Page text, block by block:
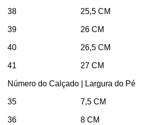
38 25,5 CM
39 26 CM
40 26,5 CM
41 27 CM
Número do Calçado | Largura do Pé
35 7,5
36 8